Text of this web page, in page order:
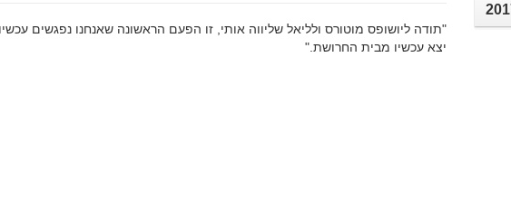
"תודה ליושופס מוטורס ולליאל שליווה אותי, זו הפעם הראשונה שאנחנו נפגשים
יצא עכשיו מבית החרושת."